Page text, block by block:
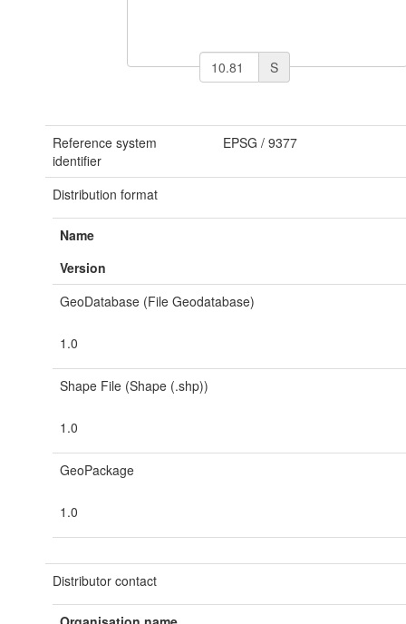
S
Reference system
identifier
EPSG / 9377
Distribution format
Name
Version
GeoDatabase (File Geodatabase)
1.0
Shape File (Shape (.shp))
1.0
GeoPackage
1.0
Distributor contact